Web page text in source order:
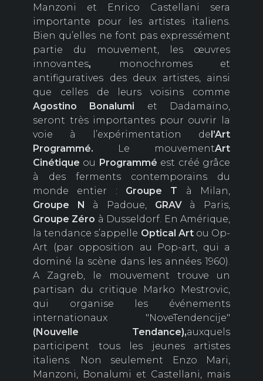
Manzoni et Enrico Castellani sera
importante pour les artistes italiens.
Bien qu’elles ne font pas expressément
partie du mouvement, les œuvres
innovantes, monochromes et
antifiguratives des deux artistes, ainsi
que celles de leurs voisins comme
Agostino Bonalumi et Dadamaino,
seront très importantes pour ouvrir la
voie à l’expérimentation de l’Art
Programmé. Le mouvementArt
Cinétique ou Programmé est créé grâce
à des ferments contemporains du
monde entier : Groupe T à Milan,
Groupe
N à Padoue, GRAVà Paris,
Groupe Zéro à Dusseldorf. En Amérique,
la tendance s’appelle Optical Artou Op-
Art (par opposition au Pop-art, qui a
dominé la scène dans les années 1960).
A Zagreb, le mouvement trouve un
partisan du critique Marko Mestrovic,
qui organise les événements
internationaux "NoveTendencije"
(Nouvelle Tendance),auxquels
participent tous les jeunes artistes
italiens. Non seulement Enzo Mari,
Manzoni, Bonalumi et Castellani, mais